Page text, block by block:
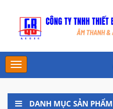
Main
Menu
DANH MỤC SẢN PHẨM